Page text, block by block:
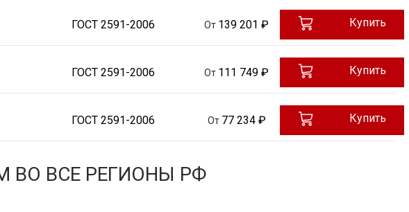
ГОСТ 2591-2006 От 139 201 ₽ Купить
ГОСТ 2591-2006 От 111 749 ₽ Купить
ГОСТ 2591-2006 От 77 234 ₽ Купить
ВО ВСЕ РЕГИОНЫ РФ